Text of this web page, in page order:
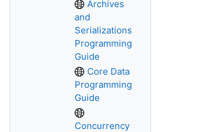
Archives
and
Serializations
Programming
Guide
Core Data
Programming
Guide
Concurrency